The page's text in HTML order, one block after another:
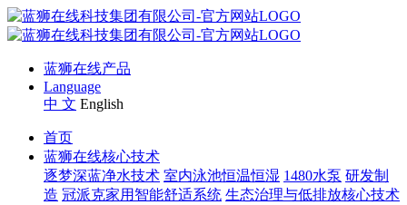
蓝狮在线产品
Language
中 文 English
首页
蓝狮在线核心技术
逐梦深蓝净水技术 室内泳池恒温恒湿 1480水泵 研发制
造 冠派克家用智能舒适系统 生态治理与低排放核心技术